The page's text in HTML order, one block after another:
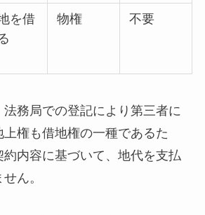
を借
物権 不要
法務局での登記により第三者に
権も借地権の一種であるた
内容に基づいて、地代を支払
ん。